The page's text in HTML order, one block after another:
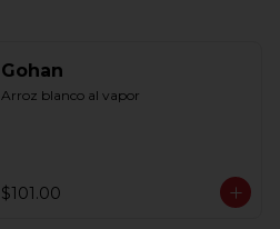
Gohan
Arroz blanco al vapor
$101.00